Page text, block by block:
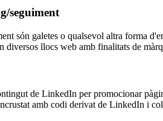
seguiment
són galetes o qualsevol altra forma
diversos llocs web amb finalitats de
de LinkedIn per promocionar
amb codi derivat de LinkedIn i